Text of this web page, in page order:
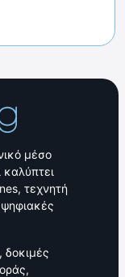
μέσο
καλύπτει
τεχνητή
δοκιμές